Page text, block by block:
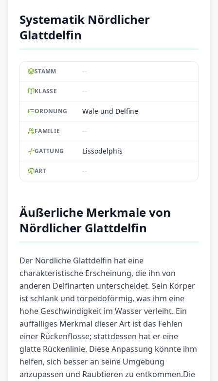
Systematik Nördlicher
Glattdelfin
STAMM --
KLASSE --
ORDNUNG Wale und Delfine
FAMILIE --
GATTUNG Lissodelphis
ART --
Äußerliche Merkmale von
Nördlicher Glattdelfin
Der Nördliche Glattdelfin hat eine
charakteristische Erscheinung, die ihn von
anderen Delfinarten unterscheidet. Sein Körper
ist schlank und torpedoförmig, was ihm eine
hohe Geschwindigkeit im Wasser verleiht. Ein
auffälliges Merkmal dieser Art ist das Fehlen
einer Rückenflosse; stattdessen hat er eine
glatte Rückenlinie. Diese Anpassung könnte ihm
helfen, sich besser an seine Umgebung
anzupassen und Raubtieren zu entkommen.Die